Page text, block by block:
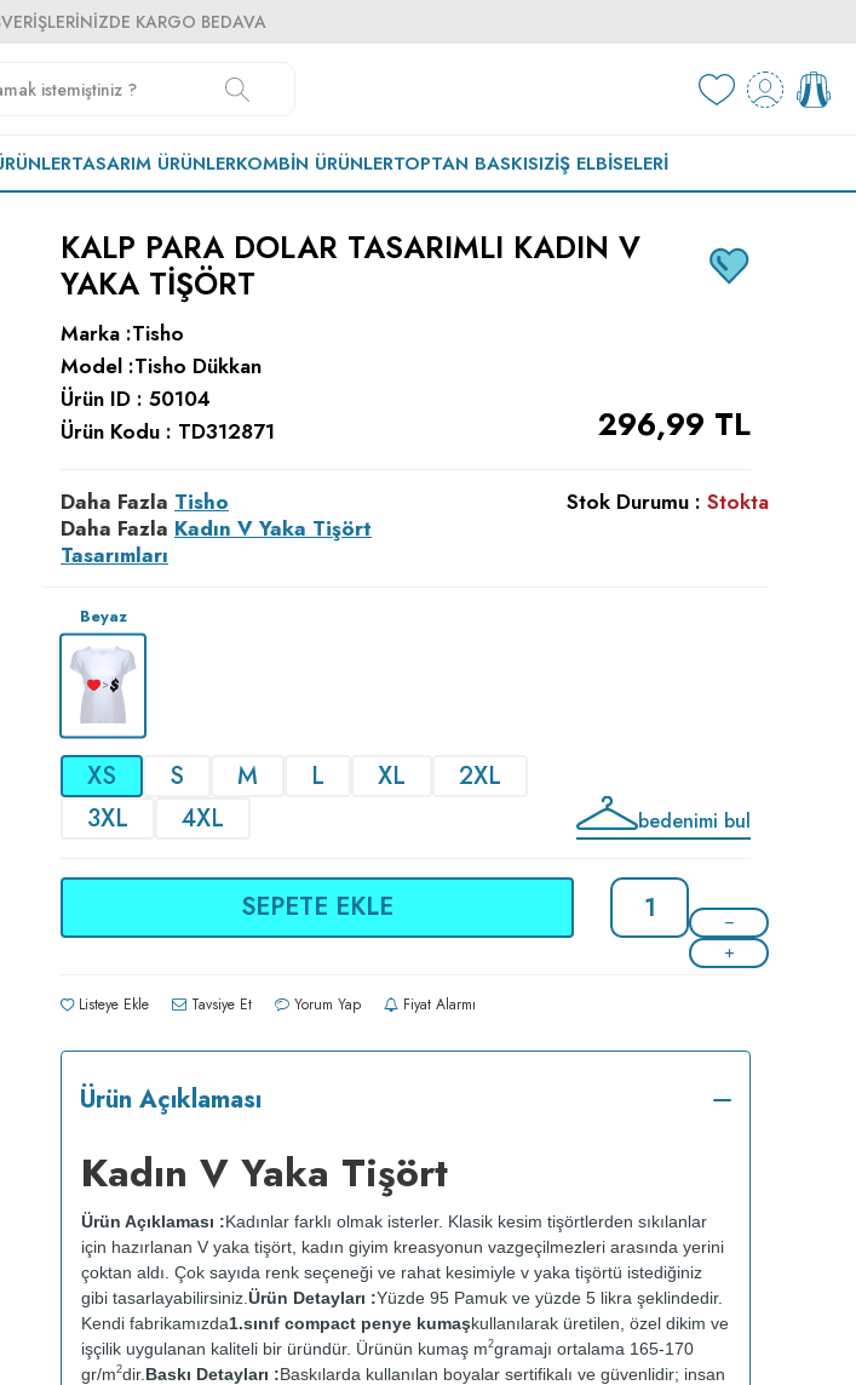
KARGO BEDAVA
TASARIM ÜRÜNLERKOMBIN ÜRÜNLERTOPTAN BASKISIZİŞ ELBISELERI
KALP PARA DOLAR TASARIMLI KADIN V
YAKA TIŞÖRT
Marka :Tisho
Model :Tisho Dükkan
Ürün ID : 50104
Ürün Kodu : TD312871 296,99 TL
Daha Fazla Tisho
Daha Fazla Kadın V Yaka Tişört
Tasarımları
Stok Durumu : Stokta
Beyaz
XS S M L XL
2XL
3XL
4XL bedenimi bul
SEPETE EKLE
Listeye Ekle Tavsiye Et Yorum Yap Fiyat Alarmı
Ürün Açıklaması
Kadın V Yaka Tişört
Ürün Açıklaması :Kadınlar farklı olmak isterler. Klasik kesim tişörtlerden sıkılanlar
için hazırlanan V yaka tişört, kadın giyim kreasyonun vazgeçilmezleri arasında yerini
çoktan aldı. Çok sayıda renk seçeneği ve rahat kesimiyle v yaka tişörtü istediğiniz
gibi tasarlayabilirsiniz. Ürün Detayları :Yüzde 95 Pamuk ve yüzde 5 likra şeklindedir.
Kendi fabrikamızda1.sınıf compact penye kumaşkullanılarak üretilen, özel dikim ve
işçilik uygulanan kaliteli bir üründür. Ürünün kumaş m2gramajı ortalama 165-170
gr/m2dir. Baskı Detayları :Baskılarda kullanılan boyalar sertifikalı ve güvenlidir; insan